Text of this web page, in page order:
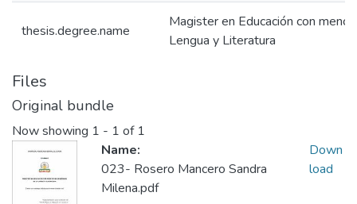
thesis.degree.name
Magister en Educación con
Lengua y Literatura
Files
Original bundle
Now showing 1 - 1 of 1
Name:
023- Rosero Mancero Sandra
Milena.pdf
Down
load